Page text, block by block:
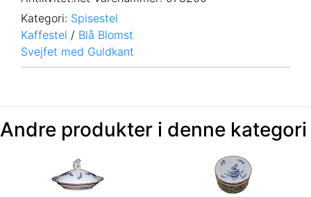
Kategori: Spisestel
Kaffestel / Blå Blomst
Svejfet med Guldkant
Andre produkter i denne kategori